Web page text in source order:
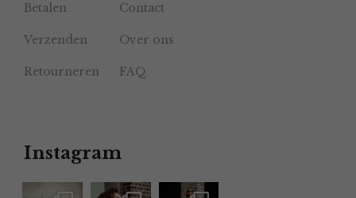
Betalen Contact
Verzenden Over ons
Retourneren FAQ
Instagram